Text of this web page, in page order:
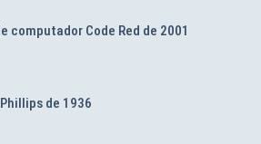
computador Code Red de 2001
de 1936